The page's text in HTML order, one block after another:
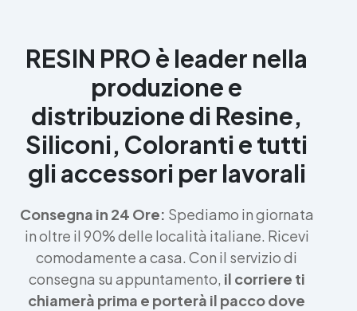
RESIN PRO è leader nella
produzione e
distribuzione di Resine,
Siliconi, Coloranti e tutti
gli accessori per lavorali
Consegna in 24 Ore: Spediamo in giornata
in oltre il 90% delle località italiane. Ricevi
comodamente a casa. Con il servizio di
consegna su appuntamento, il corriere ti
chiamerà prima e porterà il pacco dove